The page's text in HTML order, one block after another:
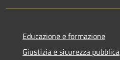
Educazione e formazione
Giustizia e sicurezza pubblica